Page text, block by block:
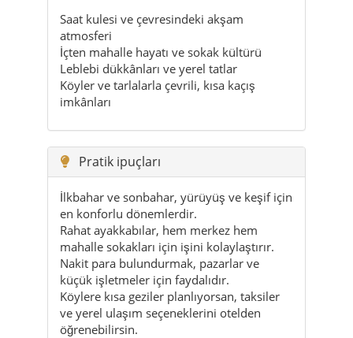
Saat kulesi ve çevresindeki akşam
atmosferi
İçten mahalle hayatı ve sokak kültürü
Leblebi dükkânları ve yerel tatlar
Köyler ve tarlalarla çevrili, kısa kaçış
imkânları
Pratik ipuçları
İlkbahar ve sonbahar, yürüyüş ve keşif için
en konforlu dönemlerdir.
Rahat ayakkabılar, hem merkez hem
mahalle sokakları için işini kolaylaştırır.
Nakit para bulundurmak, pazarlar ve
küçük işletmeler için faydalıdır.
Köylere kısa geziler planlıyorsan, taksiler
ve yerel ulaşım seçeneklerini otelden
öğrenebilirsin.